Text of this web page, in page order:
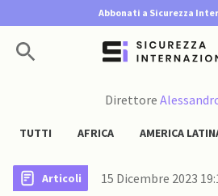
Abbonati a Sicurezza
Direttore
TUTTI AFRICA AMERICA
Articoli 15 Dicembre 2023